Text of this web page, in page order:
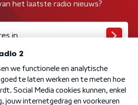
het laatste radio nieuws?